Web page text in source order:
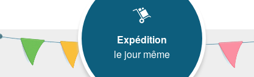
Expédition
le jour même